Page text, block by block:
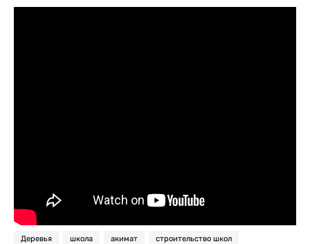
Деревья школа акимат строительство школ